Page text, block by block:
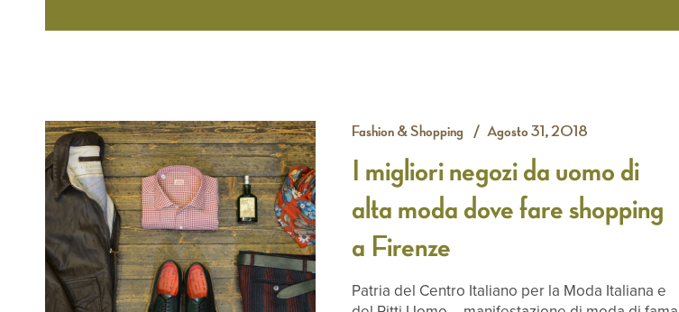
Fashion & Shopping Agosto 31, 2018
I migliori negozi da uomo di
alta moda dove fare shopping
a Firenze
Patria del Centro Italiano per la Moda Italiana e